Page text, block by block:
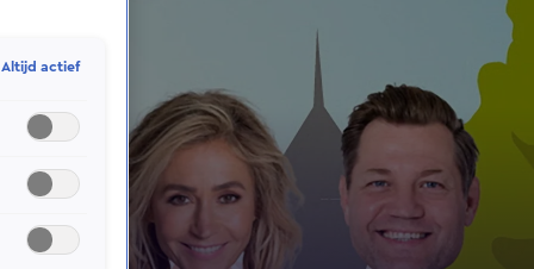
Altijd actief